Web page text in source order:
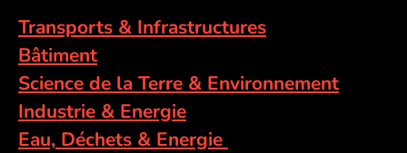
Transports & Infrastructures
Bâtiment
Science de la Terre & Environnement
Industrie & Energie
Eau, Déchets & Energie